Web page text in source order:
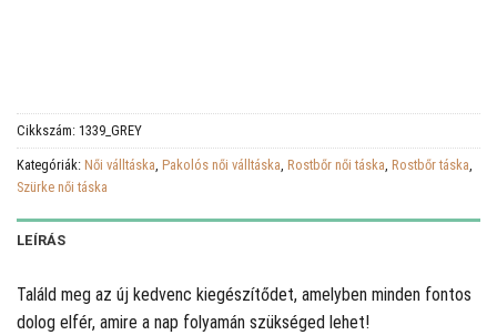
Cikkszám: 1339_GREY
Kategóriák: Női válltáska, Pakolós női válltáska, Rostbőr női táska, Rostbőr táska,
Szürke női táska
LEÍRÁS
Találd meg az új kedvenc kiegészítődet, amelyben minden fontos
dolog elfér, amire a nap folyamán szükséged lehet!